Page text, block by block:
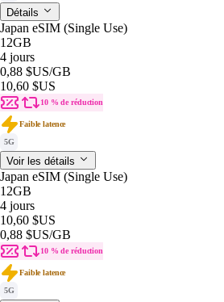
Détails
Japan eSIM (Single Use)
12GB
4 jours
0,88 $US/GB
10,60 $US
10 % de réduction
Faible latence
5G
Voir les détails
Japan eSIM (Single Use)
12GB
4 jours
10,60 $US
0,88 $US/GB
10 % de réduction
Faible latence
5G